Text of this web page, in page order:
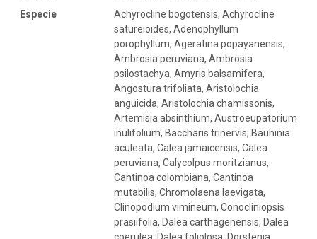
Especie
Achyrocline bogotensis, Achyrocline
satureioides, Adenophyllum
porophyllum, Ageratina popayanensis,
Ambrosia peruviana, Ambrosia
psilostachya, Amyris balsamifera,
Angostura trifoliata, Aristolochia
anguicida, Aristolochia chamissonis,
Artemisia absinthium, Austroeupatorium
inulifolium, Baccharis trinervis, Bauhinia
aculeata, Calea jamaicensis, Calea
peruviana, Calycolpus moritzianus,
Cantinoa colombiana, Cantinoa
mutabilis, Chromolaena laevigata,
Clinopodium vimineum, Conocliniopsis
prasiifolia, Dalea carthagenensis, Dalea